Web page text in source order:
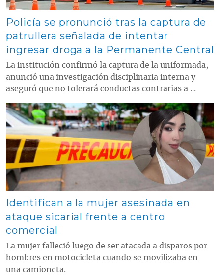
Policía se pronunció tras la captura de
patrullera señalada de intentar
ingresar droga a la Permanente Central
La institución confirmó la captura de la uniformada,
anunció una investigación disciplinaria interna y
aseguró que no tolerará conductas contrarias a ...
Contenido multimedia principal
Identifican a la mujer asesinada en
ataque sicarial frente a centro
comercial
La mujer falleció luego de ser atacada a disparos por
hombres en motocicleta cuando se movilizaba en
una camioneta.